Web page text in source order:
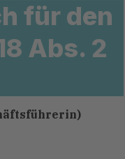
für den
Abs. 2